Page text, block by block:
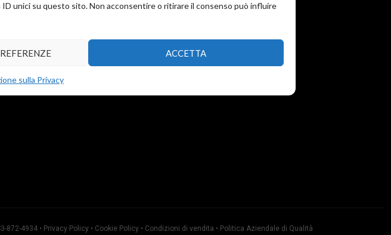
unici su questo sito. Non acconsentire o ritirare il consenso può influire
ACCETTA
sulla Privacy
872-4934 • Privacy Policy• Cookie Policy• Condizioni di vendita • Politica Aziendale di Qualità